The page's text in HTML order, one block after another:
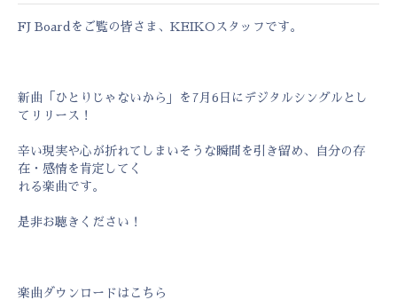
FJ Boardをご覧の皆さま、KEIKOスタッフです。
新曲「ひとりじゃないから」を7月6日にデジタルシングルとし
てリリース！
辛い現実や心が折れてしまいそうな瞬間を引き留め、自分の存
在・感情を肯定してく
れる楽曲です。
是非お聴きください！
楽曲ダウンロードはこちら